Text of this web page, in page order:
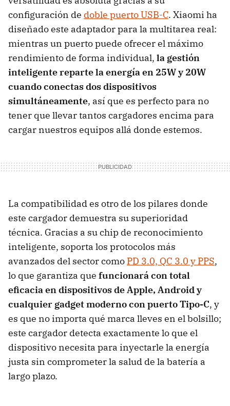
configuración de doble puerto USB-C. Xiaomi ha
diseñado este adaptador para la multitarea real:
mientras un puerto puede ofrecer el máximo
rendimiento de forma individual, la gestión
inteligente reparte la energía en 25W y 20W
cuando conectas dos dispositivos
simultáneamente, así que es perfecto para no
tener que llevar tantos cargadores encima para
cargar nuestros equipos allá donde estemos.
La compatibilidad es otro de los pilares donde
este cargador demuestra su superioridad
técnica. Gracias a su chip de reconocimiento
inteligente, soporta los protocolos más
avanzados del sector como PD 3.0, QC 3.0 y PPS,
lo que garantiza que funcionará con total
eficacia en dispositivos de Apple, Android y
cualquier gadget moderno con puerto Tipo-C, y
es que no importa qué marca lleves en el bolsillo;
este cargador detecta exactamente lo que el
dispositivo necesita para inyectarle la energía
justa sin comprometer la salud de la batería a
largo plazo.